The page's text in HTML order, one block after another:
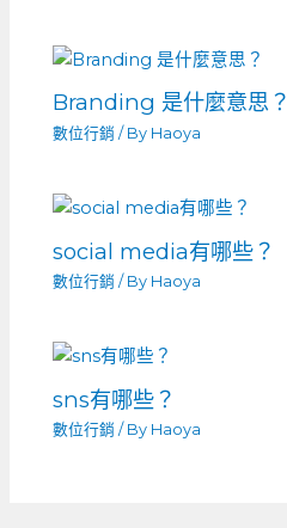
Branding 是什麼意思？
數位行銷 / By Haoya
social media有哪些？
數位行銷 / By Haoya
sns有哪些？
數位行銷 / By Haoya